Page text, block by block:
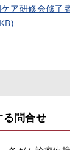
ア研修会修了
る問合せ